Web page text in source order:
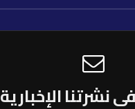
نشرتنا الإخبارية